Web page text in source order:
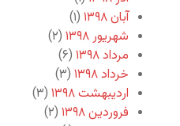
آبان ۱۳۹۸
(۱)
شهریور ۱۳۹۸
(۲)
مرداد ۱۳۹۸
(۶)
خرداد ۱۳۹۸
(۳)
اردیبهشت ۱۳۹۸
(۳)
فروردین ۱۳۹۸
(۲)